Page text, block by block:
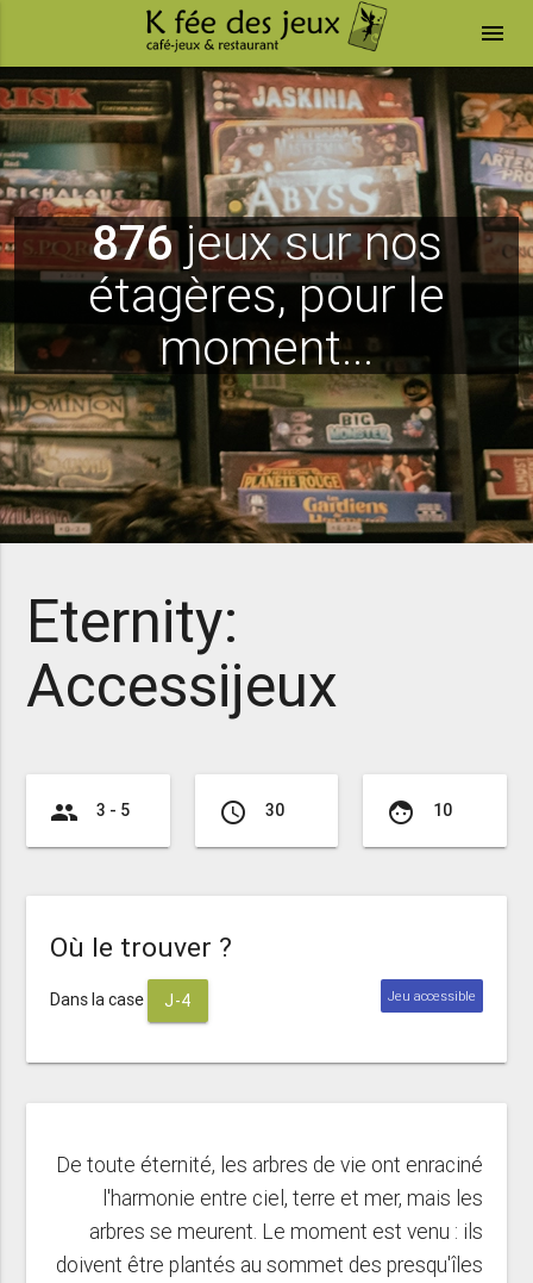
menu
876jeux sur nos
étagères, pour le
moment...
Eternity:
Accessijeux
group 3 - 5 access_time 30 face 10
Où le trouver ?
Dans la case J-4 Jeu accessible
De toute éternité, les arbres de vie ont enraciné
l'harmonie entre ciel, terre et mer, mais les
arbres se meurent. Le moment est venu : ils
doivent être plantés au sommet des presqu'îles